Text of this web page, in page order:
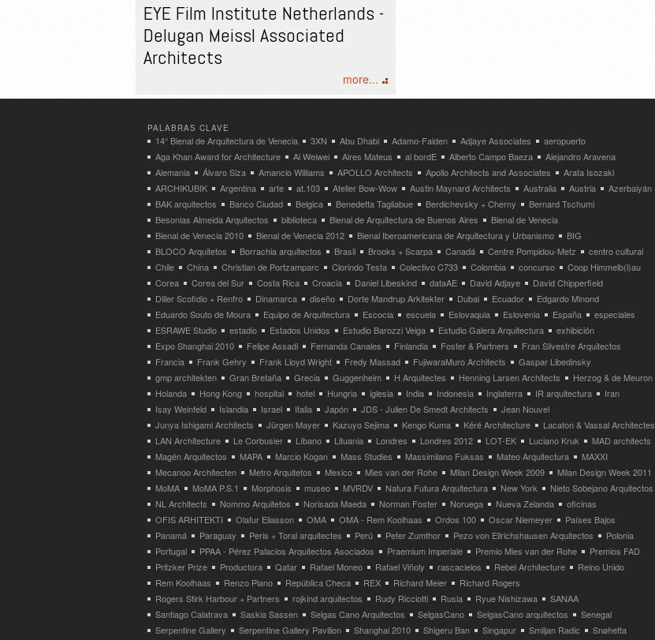
EYE Film Institute Netherlands -
Delugan Meissl Associated
Architects
more...
PALABRAS CLAVE
14° Bienal de Arquitectura de Venecia 3XN Abu Dhabi Adamo-Faiden Adjaye Associates
aeropuerto
Aga Khan Award for Architecture
Ai Weiwei Aires Mateus al bordE Alberto Campo Baeza
Alejandro Aravena
Alemania
Álvaro Siza Amancio Williams APOLLO Architects Apollo Architects and Associates
Arata Isozaki
ARCHIKUBIK
Argentina arte at.103 Atelier Bow-Wow Austin Maynard Architects Australia Austria
Azerbaiyán
BAK arquitectos
Banco Ciudad Belgica Benedetta Tagliabue Berdichevsky + Cherny
Bernard Tschumi
Besonias Almeida Arquitectos
biblioteca Bienal de Arquitectura de Buenos Aires
Bienal de Venecia
Bienal de Venecia 2010
Bienal de Venecia 2012 Bienal Iberoamericana de Arquitectura y Urbanismo
BIG
BLOCO Arquitetos
Borrachia arquitectos Brasil Brooks + Scarpa Canadá Centre Pompidou-Metz
centro cultural
Chile
China Christian de Portzamparc Clorindo Testa Colectivo C733 Colombia concurso
Coop Himmelb(l)au
Corea
Corea del Sur Costa Rica Croacia Daniel Libeskind dataAE David Adjaye
David Chipperfield
Diller Scofidio + Renfro
Dinamarca diseño Dorte Mandrup Arkitekter Dubai Ecuador
Edgardo Minond
Eduardo Souto de Moura
Equipo de Arquitectura Escocia escuela Eslovaquia Eslovenia España
especiales
ESRAWE Studio
estadio Estados Unidos Estudio Barozzi Veiga Estudio Galera Arquitectura
exhibición
Expo Shanghai 2010
Felipe Assadi Fernanda Canales Finlandia Foster & Partners
Fran Silvestre Arquitectos
Francia
Frank Gehry Frank Lloyd Wright Fredy Massad FujiwaraMuro Architects
Gaspar Libedinsky
gmp architekten
Gran Bretaña Grecia Guggenheim H Arquitectes Henning Larsen Architects
Herzog & de Meuron
Holanda
Hong Kong hospital hotel Hungria iglesia India Indonesia Inglaterra IR arquitectura
Iran
Isay Weinfeld
Islandia Israel Italia Japón JDS - Julien De Smedt Architects
Jean Nouvel
Junya Ishigami Architects
Jürgen Mayer Kazuyo Sejima Kengo Kuma Kéré Architecture
Lacaton & Vassal Architectes
LAN Architecture
Le Corbusier Líbano Lituania Londres Londres 2012 LOT-EK Luciano Kruk
MAD architects
Magén Arquitectos
MAPA Marcio Kogan Mass Studies Massimilano Fuksas Mateo Arquitectura
MAXXI
Mecanoo Architecten
Metro Arquitetos Mexico Mies van der Rohe Milan Design Week 2009
Milan Design Week 2011
MoMA
MoMA P.S.1 Morphosis museo MVRDV Natura Futura Arquitectura New York
Nieto Sobejano Arquitectos
NL Architects
Nommo Arquitetos Norisada Maeda Norman Foster Noruega Nueva Zelanda
oficinas
OFIS ARHITEKTI
Olafur Eliasson OMA OMA - Rem Koolhaas Ordos 100 Oscar Niemeyer
Países Bajos
Panamá
Paraguay Peris + Toral arquitectes Perú Peter Zumthor Pezo von Ellrichshausen Arquitectos
Polonia
Portugal
PPAA - Pérez Palacios Arquitectos Asociados Praemium Imperiale Premio Mies van der Rohe
Premios FAD
Pritzker Prize
Productora Qatar Rafael Moneo Rafael Viñoly rascacielos Rebel Architecture
Reino Unido
Rem Koolhaas
Renzo Piano República Checa REX Richard Meier
Richard Rogers
Rogers Stirk Harbour + Partners
rojkind arquitectos Rudy Ricciotti Rusia Ryue Nishizawa
SANAA
Santiago Calatrava
Saskia Sassen Selgas Cano Arquitectos SelgasCano SelgasCano arquitectos
Senegal
Serpentine Gallery
Serpentine Gallery Pavilion Shanghai 2010 Shigeru Ban Singapur Smiljan Radic
Snøhetta